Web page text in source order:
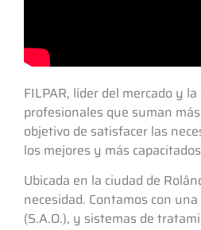
FILPAR, líder del mercado y
profesionales que suman
objetivo de satisfacer las
los mejores y más
Ubicada en la ciudad de
necesidad. Contamos con
(S.A.O.), y sistemas de